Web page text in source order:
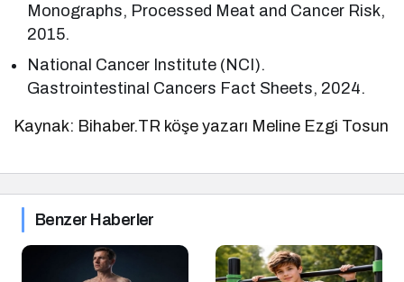
Monographs, Processed Meat and Cancer Risk,
2015.
National Cancer Institute (NCI).
Gastrointestinal Cancers Fact Sheets, 2024.
Kaynak: Bihaber.TR köşe yazarı Meline Ezgi Tosun
Benzer Haberler